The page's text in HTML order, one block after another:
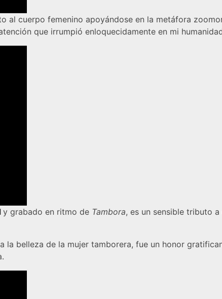
al cuerpo femenino apoyándose en la metáfora
que irrumpió enloquecidamente en mi
y grabado en ritmo de Tambora, es un sensible tributo
la belleza de la mujer tamborera, fue un honor